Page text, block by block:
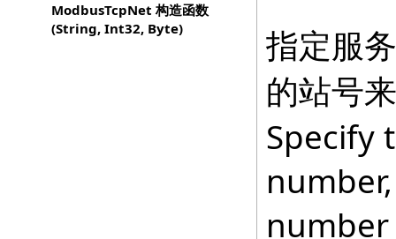
ModbusTcpNet 构造函数
(String, Int32, Byte)
指定服
的站号
Specify